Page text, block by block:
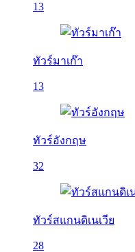
13
ทัวร์มาเก๊า
13
ทัวร์อังกฤษ
32
ทัวร์สแกนดิเนเวีย
28